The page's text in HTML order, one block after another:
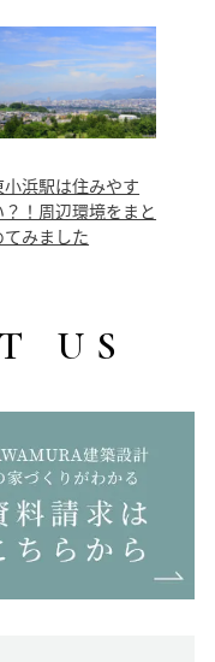
小浜駅は住みやす
？！周辺環境をまと
てみました
US